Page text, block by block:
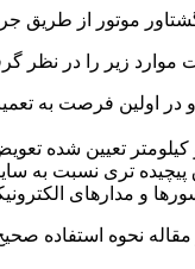
گشتاور موتور از
موارد زیر را در نظر
اولین فرصت به
تعیین شده
تری نسبت به
و مدارهای